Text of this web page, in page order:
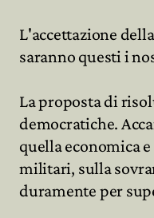
L'accettazione
saranno questi i
La proposta di
democratiche.
quella economica
militari, sulla
duramente per